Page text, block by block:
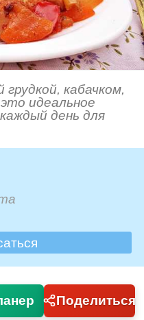
кабачком,
идеальное
день для
Поделиться